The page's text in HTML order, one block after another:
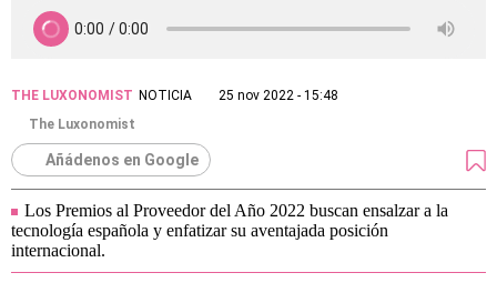
THE LUXONOMIST NOTICIA
25 nov 2022 - 15:48
The Luxonomist
Añádenos en Google
Los Premios al Proveedor del Año 2022 buscan ensalzar a la
tecnología española y enfatizar su aventajada posición
internacional.